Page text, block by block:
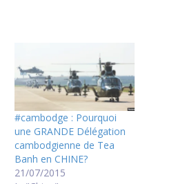
#cambodge : Pourquoi
une GRANDE Délégation
cambodgienne de Tea
Banh en CHINE?
21/07/2015